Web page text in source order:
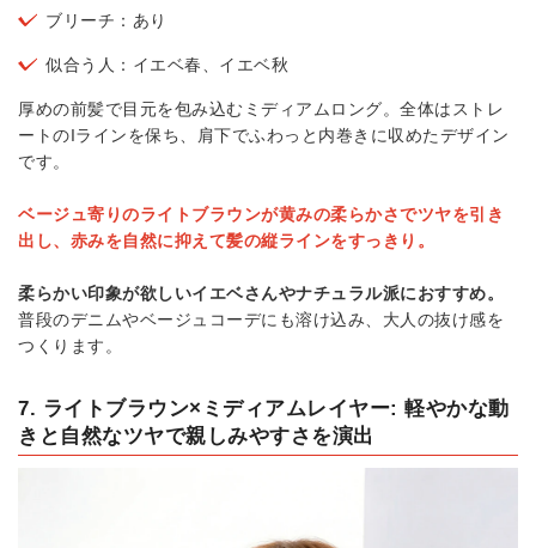
ブリーチ：あり
似合う人：イエベ春、イエベ秋
厚めの前髪で目元を包み込むミディアムロング。全体はストレ
ートのIラインを保ち、肩下でふわっと内巻きに収めたデザイン
です。
ベージュ寄りのライトブラウンが黄みの柔らかさでツヤを引き
出し、赤みを自然に抑えて髪の縦ラインをすっきり。
柔らかい印象が欲しいイエベさんやナチュラル派におすすめ。
普段のデニムやベージュコーデにも溶け込み、大人の抜け感を
つくります。
7. ライトブラウン×ミディアムレイヤー: 軽やかな動
きと自然なツヤで親しみやすさを演出